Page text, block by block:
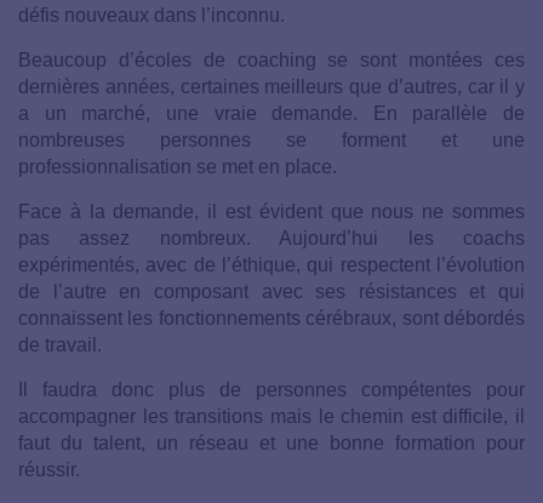
défis nouveaux dans l’inconnu.
Beaucoup d’écoles de coaching se sont montées ces
dernières années, certaines meilleurs que d’autres, car il y
a un marché, une vraie demande. En parallèle de
nombreuses personnes se forment et une
professionnalisation se met en place.
Face à la demande, il est évident que nous ne sommes
pas assez nombreux. Aujourd’hui les coachs
expérimentés, avec de l’éthique, qui respectent l’évolution
de l’autre en composant avec ses résistances et qui
connaissent les fonctionnements cérébraux, sont débordés
de travail.
Il faudra donc plus de personnes compétentes pour
accompagner les transitions mais le chemin est difficile, il
faut du talent, un réseau et une bonne formation pour
réussir.